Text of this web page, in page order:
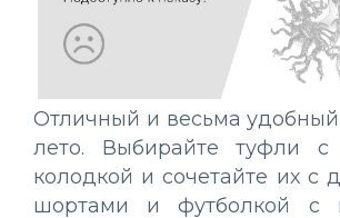
Отличный и весьма
лето. Выбирайте туфли с
колодкой и сочетайте их с
шортами и футболкой с